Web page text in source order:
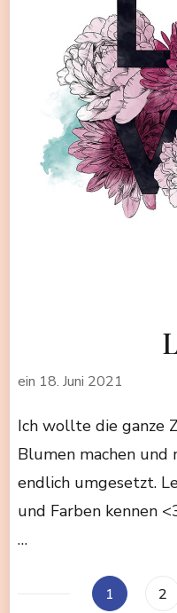
ein 18. Juni 2021
Ich wollte die ganze
Blumen machen und
endlich umgesetzt.
und Farben kennen
…
Seite
1 2